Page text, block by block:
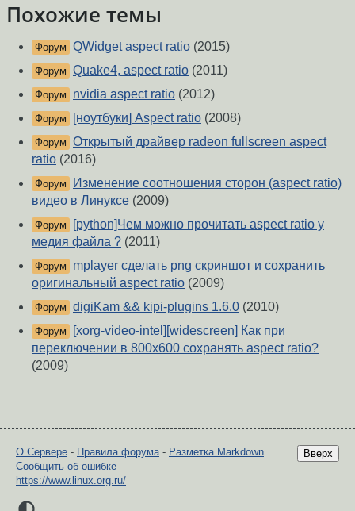
Похожие темы
Форум QWidget aspect ratio (2015)
Форум Quake4, aspect ratio (2011)
Форум nvidia aspect ratio (2012)
Форум [ноутбуки] Aspect ratio (2008)
Форум Открытый драйвер radeon fullscreen aspect
ratio (2016)
Форум
Изменение соотношения сторон (aspect ratio)
видео в Линуксе (2009)
Форум
[python]Чем можно прочитать aspect ratio у
медия файла ? (2011)
Форум
mplayer сделать png скриншот и сохранить
оригинальный aspect ratio (2009)
Форум digiKam && kipi-plugins 1.6.0 (2010)
Форум
[xorg-video-intel][widescreen] Как при
переключении в 800x600 сохранять aspect ratio?
(2009)
Вверх
О Сервере - Правила форума- Разметка Markdown
Сообщить об ошибке
https://www.linux.org.ru/